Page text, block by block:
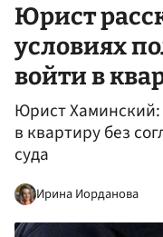
Юрист
условиях
войти в
Юрист
в квартиру без
суда
Ирина Иорданова